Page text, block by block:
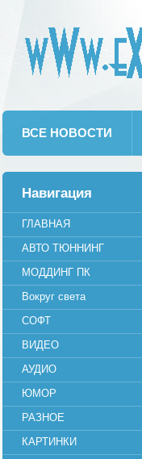
ВСЕ НОВОСТИ
Навигация
ГЛАВНАЯ
АВТО ТЮННИНГ
МОДДИНГ ПК
Вокруг света
СОФТ
ВИДЕО
АУДИО
ЮМОР
РАЗНОЕ
КАРТИНКИ